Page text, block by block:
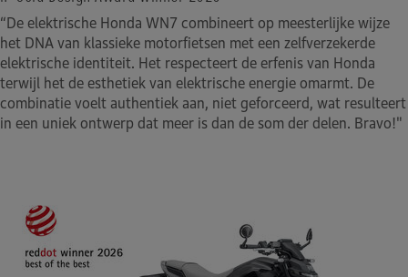
“De elektrische Honda WN7 combineert op meesterlijke wijze
het DNA van klassieke motorfietsen met een zelfverzekerde
elektrische identiteit. Het respecteert de erfenis van Honda
terwijl het de esthetiek van elektrische energie omarmt. De
combinatie voelt authentiek aan, niet geforceerd, wat resulteert
in een uniek ontwerp dat meer is dan de som der delen. Bravo!"